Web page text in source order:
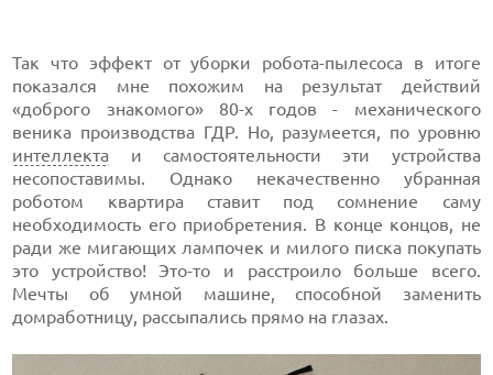
Так что эффект от уборки робота-пылесоса в итоге
показался мне похожим на результат действий
«доброго знакомого» 80-х годов - механического
веника производства ГДР. Но, разумеется, по уровню
интеллекта и самостоятельности эти устройства
несопоставимы. Однако некачественно убранная
роботом квартира ставит под сомнение саму
необходимость его приобретения. В конце концов, не
ради же мигающих лампочек и милого писка покупать
это устройство! Это-то и расстроило больше всего.
Мечты об умной машине, способной заменить
домработницу, рассыпались прямо на глазах.